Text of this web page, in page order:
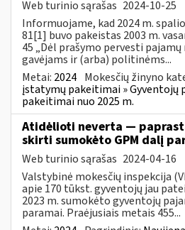
Web turinio sąrašas 2024-10-25
Informuojame, kad 2024 m. spalio
81[1] buvo pakeistas 2003 m.
45 „Dėl prašymo pervesti
gavėjams ir (arba) politinėms...
Metai: 2024 Mokesčių žinyno
įstatymų pakeitimai » Gyventojų
pakeitimai nuo 2025 m.
Atidėlioti neverta —
skirti sumokėto GPM dalį
Web turinio sąrašas 2024-04-16
Valstybinė mokesčių inspekcija
apie 170 tūkst. gyventojų jau
2023 m. sumokėto gyventojų
paramai. Praėjusiais metais 455...